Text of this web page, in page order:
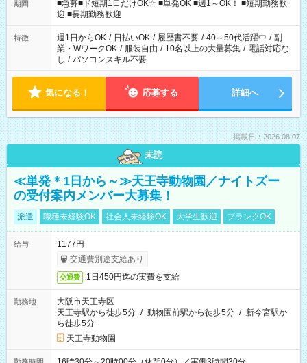
時/9-17時/9-18時/10-18時/11-21時/18-22時/20-翌4時/21-翌5
時/22-翌6時/0-翌8時 ご自身のご都合で選んで頂ける完全自由シ
フト！
期間
■急募■ド短期1日だけOK☆ ■単発OK ■週1～OK！ ■短期勤務歓
迎 ■長期勤務歓迎
特徴 週1日からOK / 日払いOK / 履歴書不要 / 40～50代活躍中 / 副
業・WワークOK / 服装自由 / 10名以上の大量募集 / 電話対応な
し / パソコンスキル不要
気になる！ 応募する 詳細へ
掲載日：2026.08.07
未読
≪単発＊1日から～≫天王寺動物園／ナイトズー
の受付案内メンバー大募集！
派遣 職種未経験OK 社会人未経験OK 大学生歓迎 ブランクOK
給与
1177円
交通費別途支給あり
交通費 1日450円迄の実費を支給
勤務地
大阪市天王寺区
天王寺駅から徒歩5分 / 動物園前駅から徒歩5分 / 新今宮駅か
ら徒歩5分
天王寺動物園